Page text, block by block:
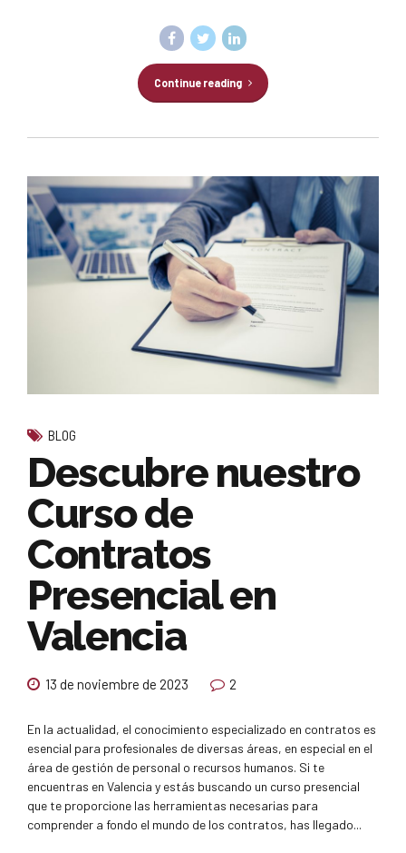
Continue reading
BLOG
Descubre nuestro
Curso de
Contratos
Presencial en
Valencia
13 de noviembre de 2023 2
En la actualidad, el conocimiento especializado en contratos es
esencial para profesionales de diversas áreas, en especial en el
área de gestión de personal o recursos humanos. Si te
encuentras en Valencia y estás buscando un curso presencial
que te proporcione las herramientas necesarias para
comprender a fondo el mundo de los contratos, has llegado...